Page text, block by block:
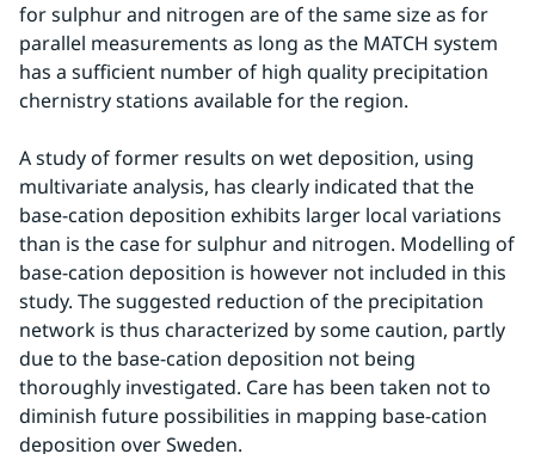
for sulphur and nitrogen are of the same size as for
parallel measurements as long as the MATCH system
has a sufficient number of high quality precipitation
chernistry stations available for the region.
A study of former results on wet deposition, using
multivariate analysis, has clearly indicated that the
base-cation deposition exhibits larger local variations
than is the case for sulphur and nitrogen. Modelling of
base-cation deposition is however not included in this
study. The suggested reduction of the precipitation
network is thus characterized by some caution, partly
due to the base-cation deposition not being
thoroughly investigated. Care has been taken not to
diminish future possibilities in mapping base-cation
deposition over Sweden.